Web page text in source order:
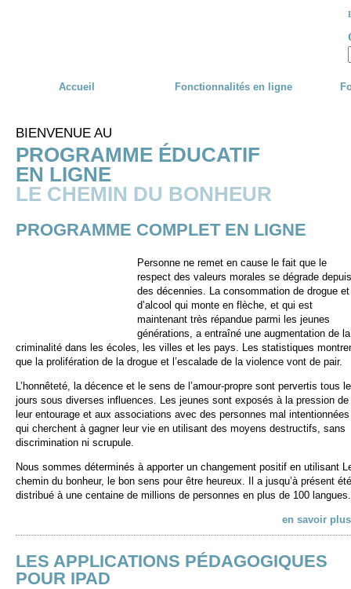
Accueil Fonctionnalités en ligne
BIENVENUE AU
PROGRAMME ÉDUCATIF
EN LIGNE
LE CHEMIN DU BONHEUR
PROGRAMME COMPLET EN LIGNE
Personne ne remet en cause le fait que le
respect des valeurs morales se dégrade depuis
des décennies. La consommation de drogue et
d’alcool qui monte en flèche, et qui est
maintenant très répandue parmi les jeunes
générations, a entraîné une augmentation de la
criminalité dans les écoles, les villes et les pays. Les statistiques
que la prolifération de la drogue et l’escalade de la violence vont de pair.
L’honnêteté, la décence et le sens de l’amour-propre sont pervertis tous
jours sous diverses influences. Les jeunes sont exposés à la pression de
leur entourage et aux associations avec des personnes mal intentionnées
qui cherchent à gagner leur vie en utilisant des moyens destructifs, sans
discrimination ni scrupule.
Nous sommes déterminés à apporter un changement positif en utilisant
chemin du bonheur, le bon sens pour être heureux. Il a jusqu’à présent été
distribué à une centaine de millions de personnes en plus de 100 langues.
en savoir
LES APPLICATIONS PÉDAGOGIQUES
POUR IPAD